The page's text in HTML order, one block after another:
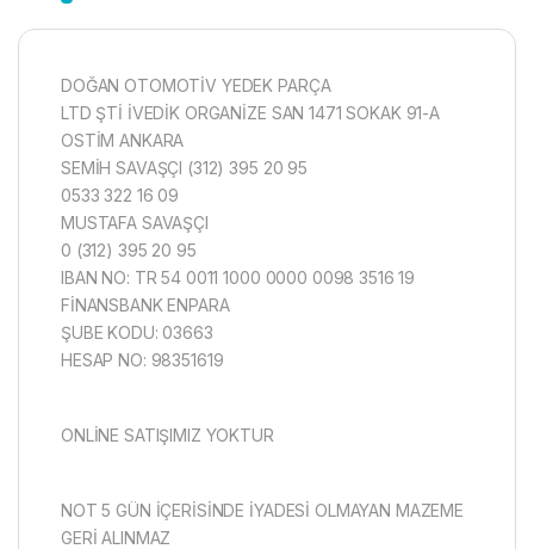
DOĞAN OTOMOTİV YEDEK PARÇA
LTD ŞTİ İVEDİK ORGANİZE SAN 1471 SOKAK 91-A
OSTİM ANKARA
SEMİH SAVAŞÇI (312) 395 20 95
0533 322 16 09
MUSTAFA SAVAŞÇI
0 (312) 395 20 95
IBAN NO: TR 54 0011 1000 0000 0098 3516 19
FİNANSBANK ENPARA
ŞUBE KODU: 03663
HESAP NO: 98351619
ONLİNE SATIŞIMIZ YOKTUR
NOT 5 GÜN İÇERİSİNDE İYADESİ OLMAYAN MAZEME
GERİ ALINMAZ